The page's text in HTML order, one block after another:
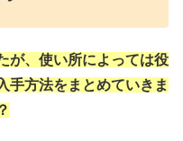
が、使い所によっては役
手方法をまとめていきま